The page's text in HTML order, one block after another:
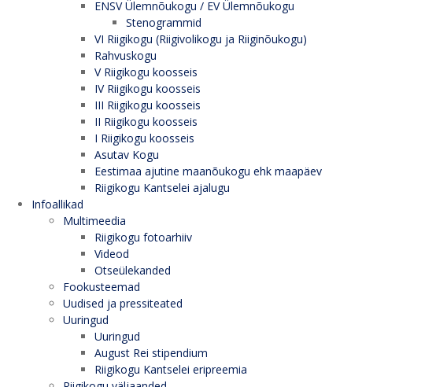
ENSV Ülemnõukogu / EV Ülemnõukogu
Stenogrammid
VI Riigikogu (Riigivolikogu ja Riiginõukogu)
Rahvuskogu
V Riigikogu koosseis
IV Riigikogu koosseis
III Riigikogu koosseis
II Riigikogu koosseis
I Riigikogu koosseis
Asutav Kogu
Eestimaa ajutine maanõukogu ehk maapäev
Riigikogu Kantselei ajalugu
Infoallikad
Multimeedia
Riigikogu fotoarhiiv
Videod
Otseülekanded
Fookusteemad
Uudised ja pressiteated
Uuringud
Uuringud
August Rei stipendium
Riigikogu Kantselei eripreemia